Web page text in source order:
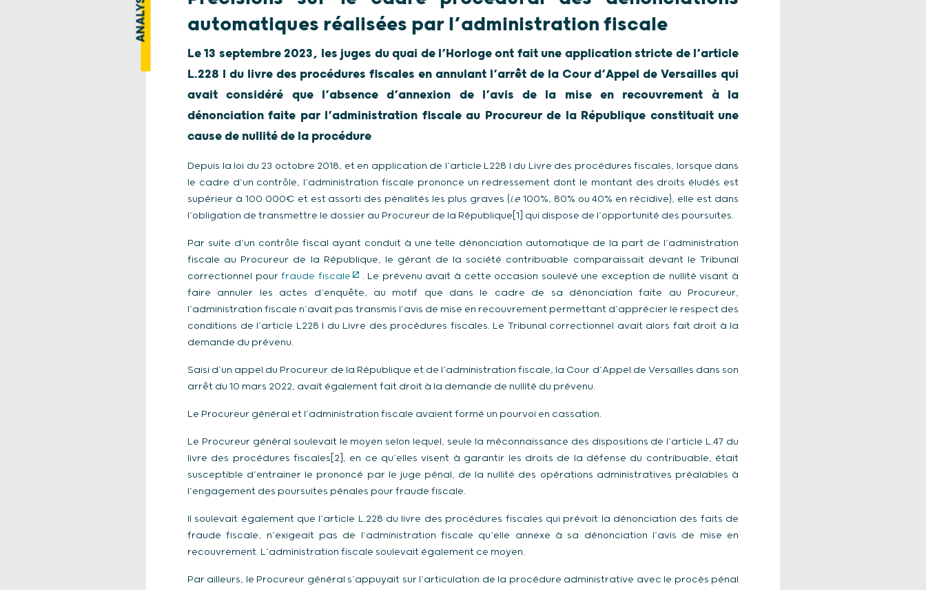
ANALYSE
automatiques réalisées par l’administration fiscale
Le 13 septembre 2023, les juges du quai de l’Horloge ont fait une application stricte de l’article
L.228 I du livre des procédures fiscales en annulant l’arrêt de la Cour d’Appel de Versailles qui
avait considéré que l’absence d’annexion de l’avis de la mise en recouvrement à la
dénonciation faite par l’administration fiscale au Procureur de la République constituait une
cause de nullité de la procédure
Depuis la loi du 23 octobre 2018, et en application de l’article L228 I du Livre des procédures fiscales, lorsque dans
le cadre d’un contrôle, l’administration fiscale prononce un redressement dont le montant des droits éludés est
supérieur à 100 000€ et est assorti des pénalités les plus graves (i.e100%, 80% ou 40% en récidive), elle est dans
l’obligation de transmettre le dossier au Procureur de la République[1] qui dispose de l’opportunité des poursuites.
Par suite d’un contrôle fiscal ayant conduit à une telle dénonciation automatique de la part de l’administration
fiscale au Procureur de la République, le gérant de la société contribuable comparaissait devant le Tribunal
correctionnel pourfraude fiscale
. Le prévenu avait à cette occasion soulevé une exception de nullité visant à
faire annuler les actes d’enquête, au motif que dans le cadre de sa dénonciation faite au Procureur,
l’administration fiscale n’avait pas transmis l’avis de mise en recouvrement permettant d’apprécier le respect des
conditions de l’article L228 I du Livre des procédures fiscales. Le Tribunal correctionnel avait alors fait droit à la
demande du prévenu.
Saisi d’un appel du Procureur de la République et de l’administration fiscale, la Cour d’Appel de Versailles dans son
arrêt du 10 mars 2022, avait également fait droit à la demande de nullité du prévenu.
Le Procureur général et l’administration fiscale avaient formé un pourvoi en cassation.
Le Procureur général soulevait le moyen selon lequel, seule la méconnaissance des dispositions de l’article L.47 du
livre des procédures fiscales[2], en ce qu’elles visent à garantir les droits de la défense du contribuable, était
susceptible d’entrainer le prononcé par le juge pénal, de la nullité des opérations administratives préalables à
l’engagement des poursuites pénales pour fraude fiscale.
Il soulevait également que l’article L.228 du livre des procédures fiscales qui prévoit la dénonciation des faits de
fraude fiscale, n’exigeait pas de l’administration fiscale qu’elle annexe à sa dénonciation l’avis de mise en
recouvrement. L’administration fiscale soulevait également ce moyen.
Par ailleurs, le Procureur général s’appuyait sur l’articulation de la procédure administrative avec le procès pénal